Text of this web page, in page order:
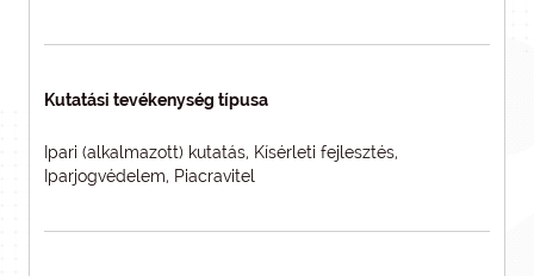
Kutatási tevékenység típusa
Ipari (alkalmazott) kutatás, Kísérleti fejlesztés,
Iparjogvédelem, Piacravitel